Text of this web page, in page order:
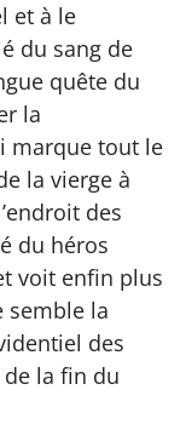
et à le
du sang de
quête du
la
marque tout le
la vierge à
des
du héros
voit enfin plus
semble la
des
la fin du